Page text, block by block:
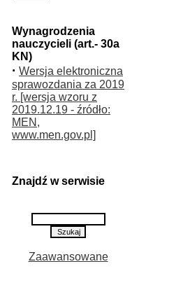
Wynagrodzenia
nauczycieli (art.- 30a
KN)
· Wersja elektroniczna
sprawozdania za 2019
r. [wersja wzoru z
2019.12.19 - źródło:
MEN,
www.men.gov.pl]
Znajdź w serwisie
Zaawansowane